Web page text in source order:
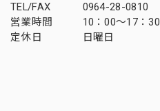
TEL/FAX
0964-28-0810
営業時間
10：00～17：30
定休日
日曜日